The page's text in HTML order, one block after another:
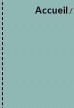
Accueil /